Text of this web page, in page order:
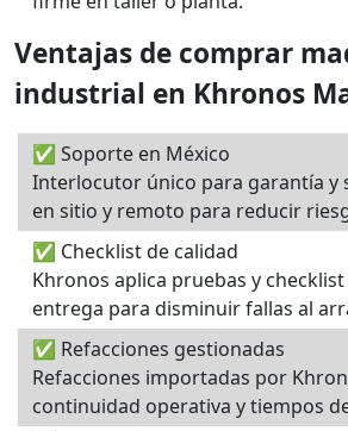
Ventajas de comprar
industrial en Khronos
✅ Soporte en México
Interlocutor único para garantía y
en sitio y remoto para reducir
✅ Checklist de calidad
Khronos aplica pruebas y
entrega para disminuir fallas al
✅ Refacciones gestionadas
Refacciones importadas por
continuidad operativa y tiempos